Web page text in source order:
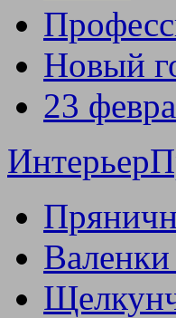
Новый
23
Интерьер